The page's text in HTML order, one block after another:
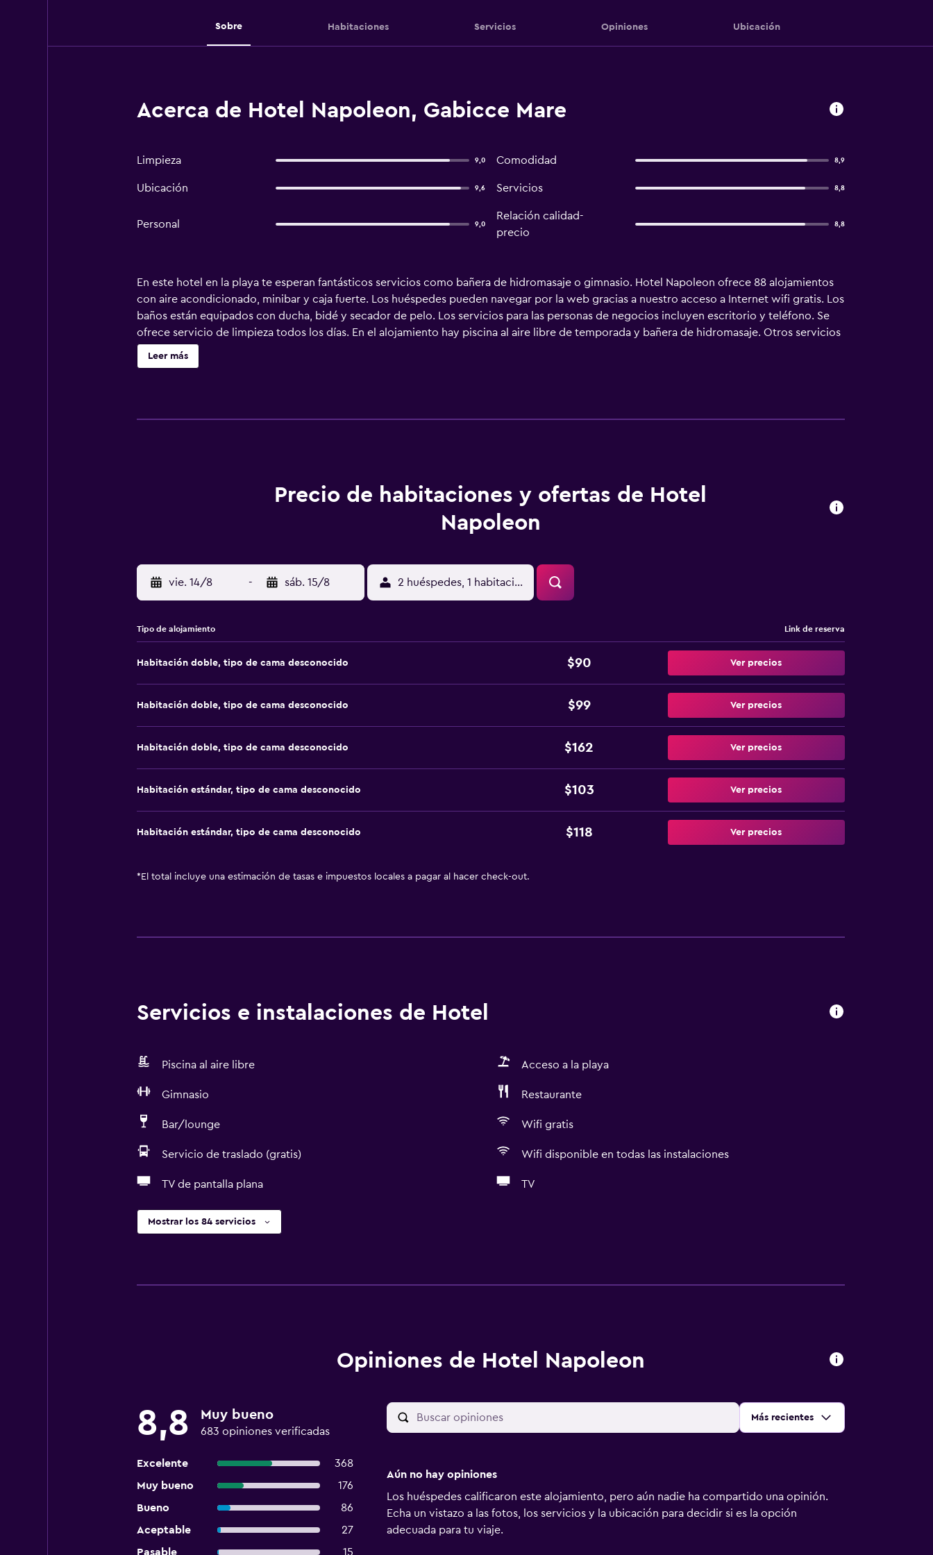
Sobre Habitaciones Servicios Opiniones Ubicación
Acerca de Hotel Napoleon, Gabicce Mare
Limpieza 9,0 Comodidad 8,9
Ubicación 9,6 Servicios 8,8
Personal 9,0
Relación calidad-
precio
8,8
En este hotel en la playa te esperan fantásticos servicios como bañera de hidromasaje o gimnasio. Hotel Napoleon ofrece 88 alojamientos
con aire acondicionado, minibar y caja fuerte. Los huéspedes pueden navegar por la web gracias a nuestro acceso a Internet wifi gratis. Los
baños están equipados con ducha, bidé y secador de pelo. Los servicios para las personas de negocios incluyen escritorio y teléfono. Se
ofrece servicio de limpieza todos los días. En el alojamiento hay piscina al aire libre de temporada y bañera de hidromasaje. Otros servicios
de ocio y esparcimiento incluyen gimnasio. Se pueden practicar las actividades de ocio y esparcimiento que se indican más abajo en las
instalaciones o cerca del alojamiento (es posible que se aplique un recargo).
Leer más
Precio de habitaciones y ofertas de Hotel
Napoleon
vie. 14/8 - sáb. 15/8 2 huéspedes, 1 habitación
Tipo de alojamiento Link de reserva
Habitación doble, tipo de cama desconocido $90 Ver precios
Habitación doble, tipo de cama desconocido $99 Ver precios
Habitación doble, tipo de cama desconocido $162 Ver precios
Habitación estándar, tipo de cama desconocido $103 Ver precios
Habitación estándar, tipo de cama desconocido $118 Ver precios
* El total incluye una estimación de tasas e impuestos locales a pagar al hacer check-out.
Servicios e instalaciones de Hotel
Piscina al aire libre Acceso a la playa
Gimnasio Restaurante
Bar/lounge Wifi gratis
Servicio de traslado (gratis) Wifi disponible en todas las instalaciones
TV de pantalla plana TV
Mostrar los 84 servicios
Opiniones de Hotel Napoleon
8,8 Muy bueno
683 opiniones verificadas
Excelente
368
Muy bueno
176
Bueno
86
Aceptable
27
Pasable
15
Ordenar por:
Más recientes
Aún no hay opiniones
Los huéspedes calificaron este alojamiento, pero aún nadie ha compartido una opinión.
Echa un vistazo a las fotos, los servicios y la ubicación para decidir si es la opción
adecuada para tu viaje.